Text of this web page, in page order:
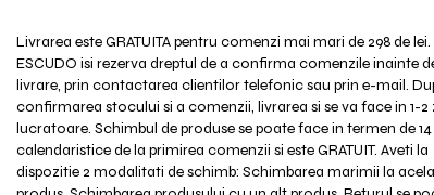
Livrarea este GRATUITA pentru comenzi mai mari de 298 de lei.
ESCUDO isi rezerva dreptul de a confirma comenzile inainte
livrare, prin contactarea clientilor telefonic sau prin e-mail.
confirmarea stocului si a comenzii, livrarea si se va face in 1-2
lucratoare. Schimbul de produse se poate face in termen de 14
calendaristice de la primirea comenzii si este GRATUIT. Aveti la
dispozitie 2 modalitati de schimb: Schimbarea marimii la